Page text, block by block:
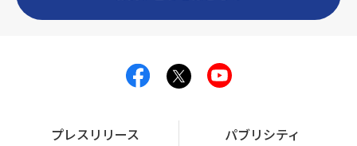
プレスリリース
パブリシティ